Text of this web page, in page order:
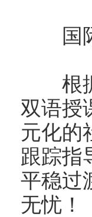
国际
根据
双语授
元化的
跟踪指
平稳过
无忧！